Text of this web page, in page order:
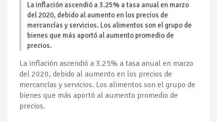
Petróleo continúa su descenso en el mercado internacional
La inflación ascendió a 3.25% a tasa anual en marzo
del 2020, debido al aumento en los precios de
mercancías y servicios. Los alimentos son el grupo de
bienes que más aportó al aumento promedio de
precios.
La inflación ascendió a 3.25% a tasa anual en marzo
del 2020, debido al aumento en los precios de
mercancías y servicios. Los alimentos son el grupo de
bienes que más aportó al aumento promedio de
precios.